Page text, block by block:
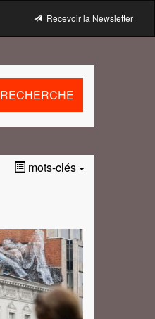
Recevoir la Newsletter
RECHERCHE
mots-clés